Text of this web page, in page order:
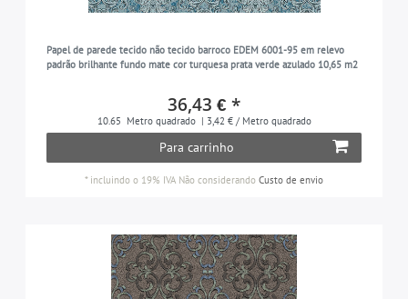
Papel de parede tecido não tecido barroco EDEM 6001-95 em relevo
padrão brilhante fundo mate cor turquesa prata verde azulado 10,65 m2
36,43 € *
10.65 Metro quadrado | 3,42 € / Metro quadrado
Para carrinho
* incluindo o 19% IVA Não considerando Custo de envio